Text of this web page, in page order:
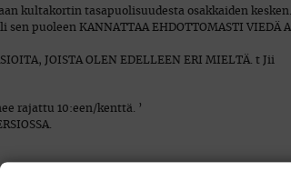
kultakortin tasapuolisuudesta osakkaiden
puoleen KANNATTAA EHDOTTOMASTI VIEDÄ
JOISTA OLEN EDELLEEN ERI MIELTÄ. t Jii
rajattu 10:een/kenttä. ’